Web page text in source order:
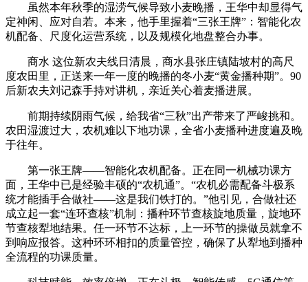
虽然本年秋季的湿涝气候导致小麦晚播，王华中却显得气
定神闲、应对自若。本来，他手里握着“三张王牌”：智能化农
机配备、尺度化运营系统，以及规模化地盘整合办事。
商水 这位新农夫线日清晨，商水县张庄镇陆坡村的高尺
度农田里，正送来一年一度的晚播的冬小麦“黄金播种期”。90
后新农夫刘记森手持对讲机，亲近关心着麦播进展。
前期持续阴雨气候，给我省“三秋”出产带来了严峻挑和。
农田湿渡过大，农机难以下地功课，全省小麦播种进度遍及晚
于往年。
第一张王牌——智能化农机配备。正在同一机械功课方
面，王华中已是经验丰硕的“农机通”。“农机必需配备斗极系
统才能插手合做社——这是我们铁打的。”他引见，合做社还
成立起一套“连环查核”机制：播种环节查核旋地质量，旋地环
节查核犁地结果。任一环节不达标，上一环节的操做员就拿不
到响应报答。这种环环相扣的质量管控，确保了从犁地到播种
全流程的功课质量。